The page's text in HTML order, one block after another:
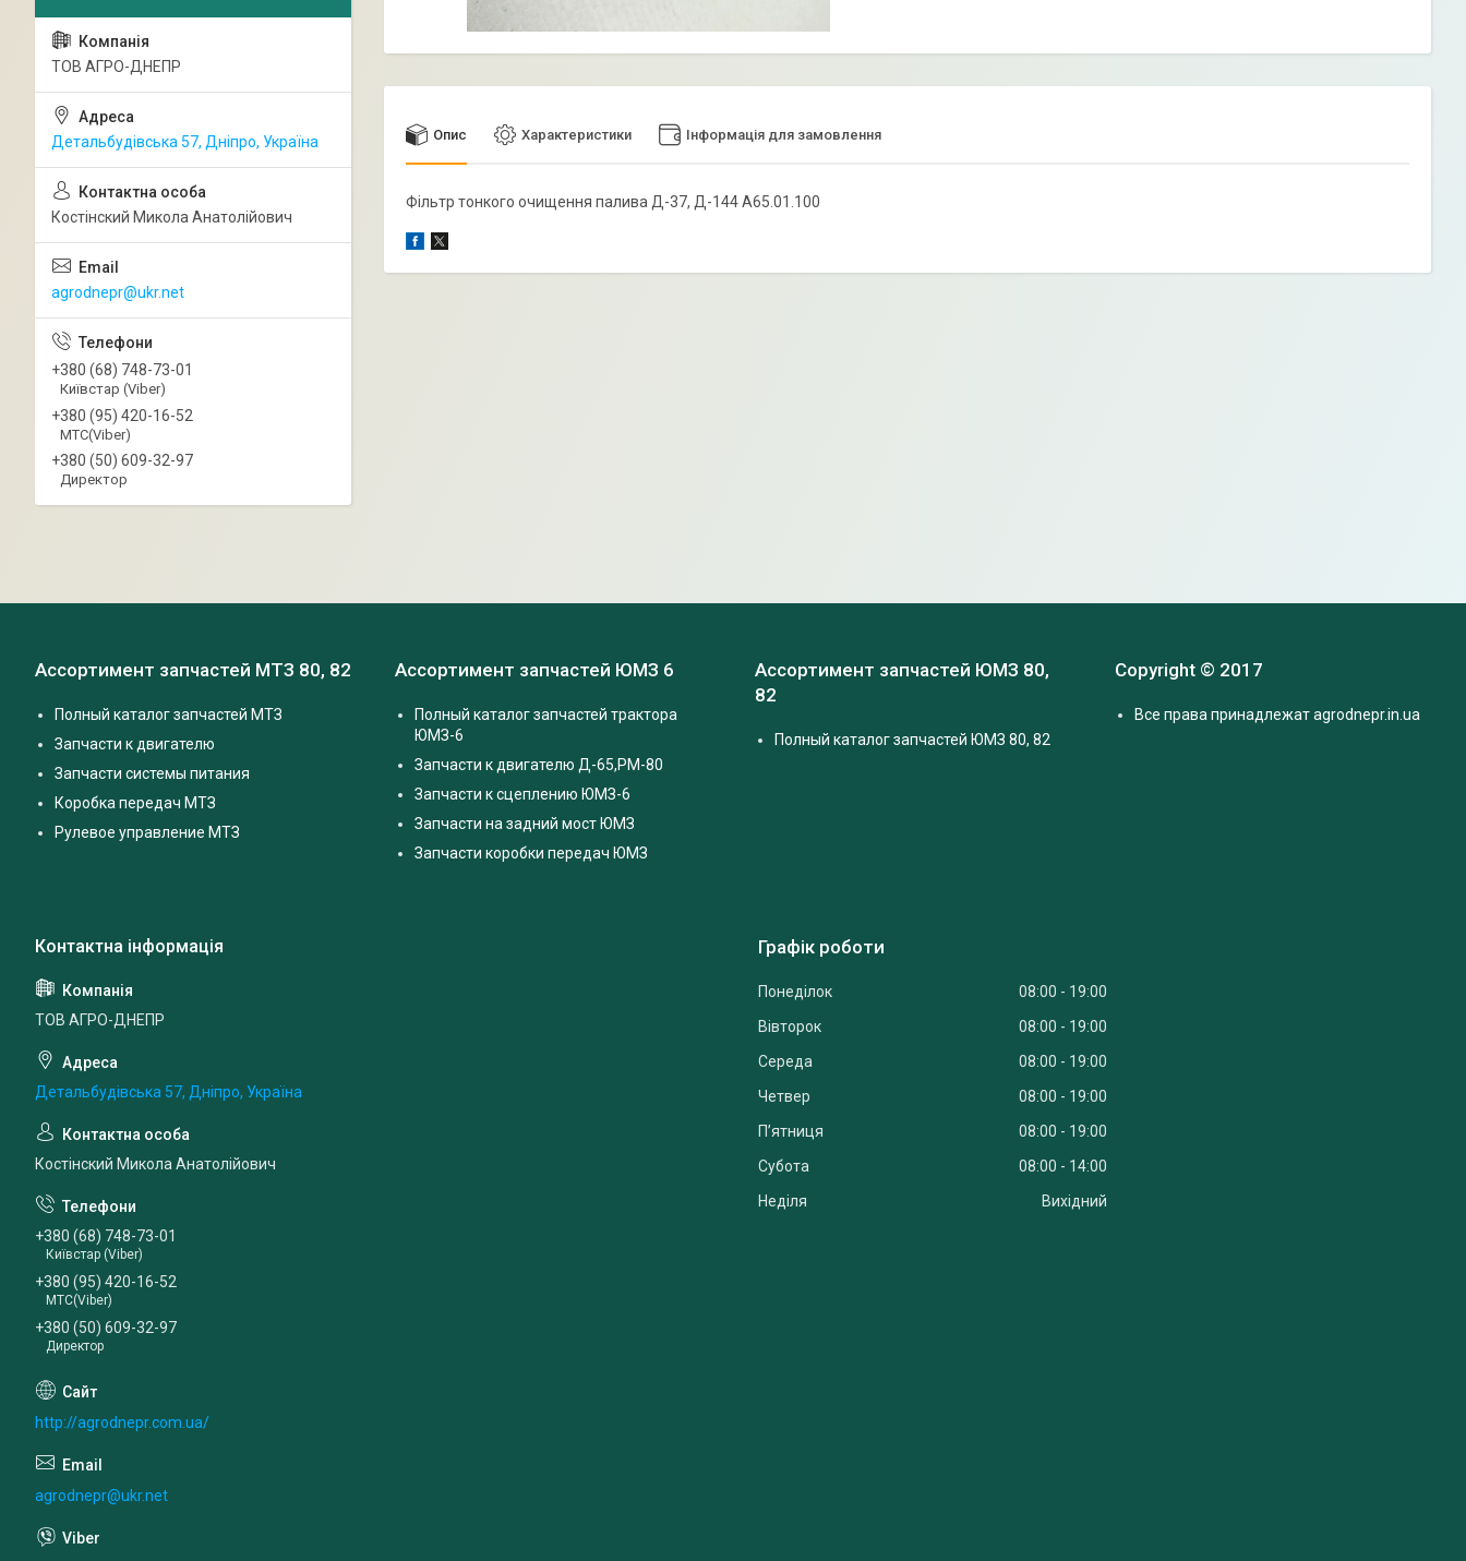
Опис Характеристики Інформація для замовлення
Фільтр тонкого очищення палива Д-37, Д-144 А65.01.100
ТОВ АГРО-ДНЕПР
Детальбудівська 57, Дніпро, Україна
Костінский Микола Анатолійович
agrodnepr@ukr.net
+380 (68) 748-73-01
Київстар (Viber)
+380 (95) 420-16-52
МТС(Viber)
+380 (50) 609-32-97
Директор
Ассортимент запчастей МТЗ 80, 82
Полный каталог запчастей МТЗ
Запчасти к двигателю
Запчасти системы питания
Коробка передач МТЗ
Рулевое управление МТЗ
Ассортимент запчастей ЮМЗ 6
Полный каталог запчастей трактора
ЮМЗ-6
Запчасти к двигателю Д-65,РМ-80
Запчасти к сцеплению ЮМЗ-6
Запчасти на задний мост ЮМЗ
Запчасти коробки передач ЮМЗ
Ассортимент запчастей ЮМЗ 80,
82
Полный каталог запчастей ЮМЗ 80, 82
Copyright © 2017
Все права принадлежат agrodnepr.in.ua
ТОВ АГРО-ДНЕПР
Детальбудівська 57, Дніпро, Україна
Костінский Микола Анатолійович
+380 (68) 748-73-01
Київстар (Viber)
+380 (95) 420-16-52
МТС(Viber)
+380 (50) 609-32-97
Директор
http://agrodnepr.com.ua/
agrodnepr@ukr.net
Графік роботи
Понеділок 08:00
19:00
Вівторок
08:00
19:00
Середа
08:00
19:00
Четвер
08:00
19:00
Пʼятниця
08:00
19:00
Субота
08:00
14:00
Неділя
Вихідний